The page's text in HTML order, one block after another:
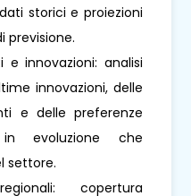
storici e proiezioni
previsione.
e innovazioni: analisi
innovazioni, delle
e delle preferenze
evoluzione che
settore.
copertura